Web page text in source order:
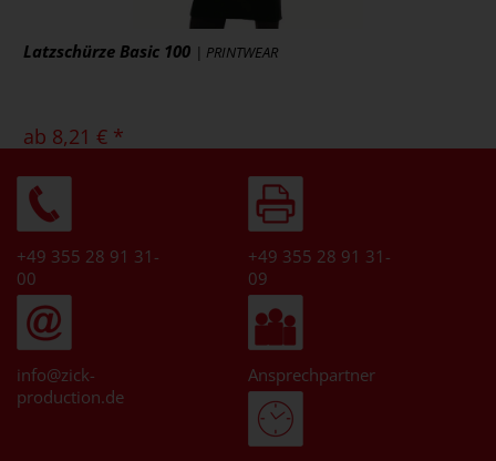
Latzschürze Basic 100 | PRINTWEAR
ab 8,21 € *
* [MENGEPREIS] Stück
Art.-Nr.: KY010
+49 355 28 91 31-
00
+49 355 28 91 31-
09
info@zick-
production.de
Ansprechpartner